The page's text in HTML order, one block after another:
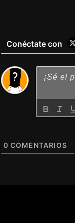
Conéctate con
0 COMENTARIOS